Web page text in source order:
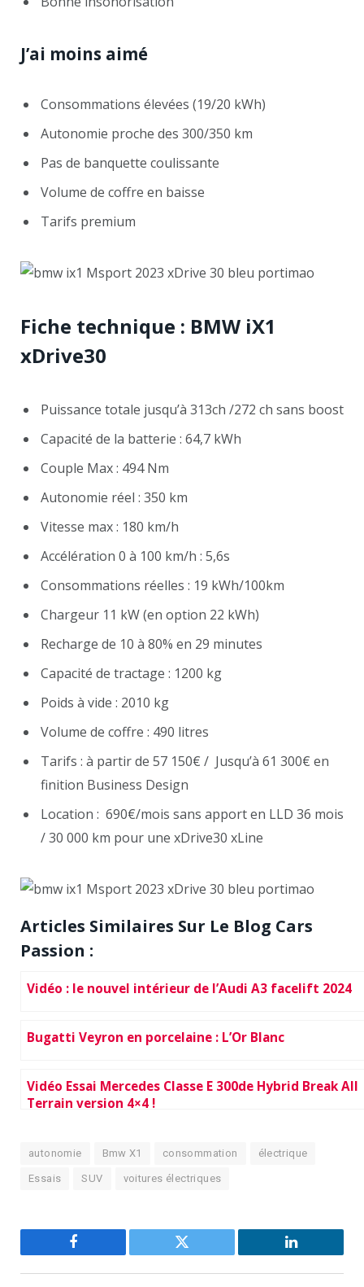
J’ai moins aimé
Consommations élevées (19/20 kWh)
Autonomie proche des 300/350 km
Pas de banquette coulissante
Volume de coffre en baisse
Tarifs premium
Fiche technique : BMW iX1
xDrive30
Puissance totale jusqu’à 313ch /272 ch sans boost
Capacité de la batterie : 64,7 kWh
Couple Max : 494 Nm
Autonomie réel : 350 km
Vitesse max : 180 km/h
Accélération 0 à 100 km/h : 5,6s
Consommations réelles : 19 kWh/100km
Chargeur 11 kW (en option 22 kWh)
Recharge de 10 à 80% en 29 minutes
Capacité de tractage : 1200 kg
Poids à vide : 2010 kg
Volume de coffre : 490 litres
Tarifs : à partir de 57 150€ / Jusqu’à 61 300€ en
finition Business Design
Location : 690€/mois sans apport en LLD 36 mois
/ 30 000 km pour une xDrive30 xLine
Articles Similaires Sur Le Blog Cars
Passion :
Vidéo : le nouvel intérieur de l’Audi A3 facelift 2024
Bugatti Veyron en porcelaine : L’Or Blanc
Vidéo Essai Mercedes Classe E 300de Hybrid Break All
Terrain version 4×4 !
autonomie Bmw X1 consommation électrique
Essais SUV voitures électriques
Facebook Twitter LinkedIn